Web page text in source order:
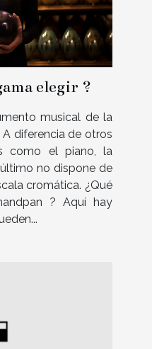
elegir ?
musical de la
diferencia de otros
como el piano, la
no dispone de
cromática. ¿Qué
? Aquí hay